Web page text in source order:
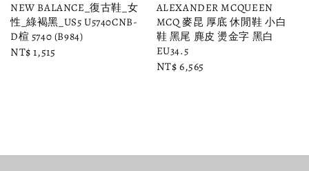
NEW BALANCE_復古鞋_女
性_綠褐黑_US5 U5740CNB-
D楦 5740 (B984)
Regular
NT$ 1,515
ALEXANDER MCQUEEN
MCQ 麥昆 厚底 休閒鞋 小白
鞋 黑尾 麂皮 燙金字 黑白
EU34.5
Regular
NT$ 6,565